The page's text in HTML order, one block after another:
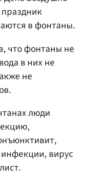
в фонтаны.
что фонтаны не
в них не
не
люди
вирус